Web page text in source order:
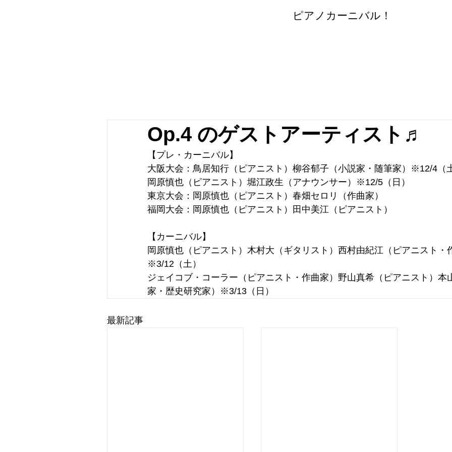
ピアノカーニバル！
Op.4 のゲストアーティスト♬
【プレ・カーニバル】
大阪大会：鳥居知行（ピアニスト）柳谷郁子（小説家・随筆家）※12/4（
岡原慎也（ピアニスト）堀江政生（アナウンサー）※12/5（日）
東京大会：岡原慎也（ピアニスト）春畑セロリ（作曲家）
福岡大会：岡原慎也（ピアニスト）田中美江（ピアニスト）
【カーニバル】
岡原慎也（ピアニスト）木村大（ギタリスト）西村由紀江（ピアニスト・
※3/12（土）
ジェイコブ・コーラー（ピアニスト・作曲家）野山真希（ピアニスト）本
家・歴史研究家）※3/13（日）
最新記事